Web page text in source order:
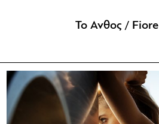
To Ανθος / Fiore